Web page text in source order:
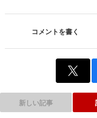
コメントを書く
新しい記事